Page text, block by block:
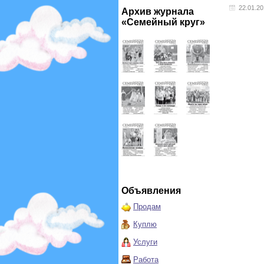
Архив журнала
«Семейный круг»
Объявления
Продам
Куплю
Услуги
Работа